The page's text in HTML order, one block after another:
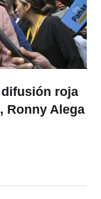
roja
Ronny Alega